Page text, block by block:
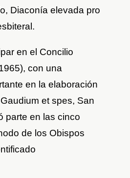
Diaconía elevada pro
en el Concilio
con una
en la elaboración
et spes, San
parte en las cinco
de los Obispos